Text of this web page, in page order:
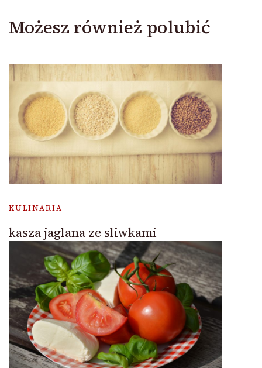
Możesz również polubić
KULINARIA
kasza jaglana ze sliwkami